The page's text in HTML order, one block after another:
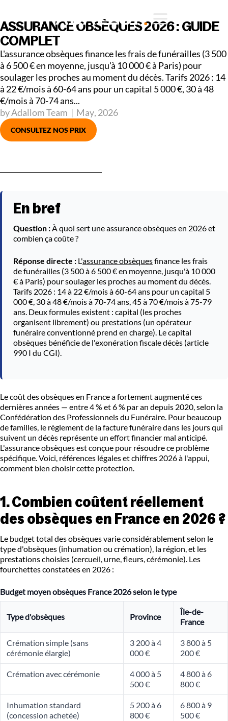
ASSURANCE OBSÈQUES 2026 : GUIDE
COMPLET
L'assurance obsèques finance les frais de funérailles (3 500
à 6 500 € en moyenne, jusqu'à 10 000 € à Paris) pour
soulager les proches au moment du décès. Tarifs 2026 : 14
à 22 €/mois à 60-64 ans pour un capital 5 000 €, 30 à 48
€/mois à 70-74 ans...
by Adallom Team | May, 2026
CONSULTEZ NOS PRIX
En bref
Question :À quoi sert une assurance obsèques en 2026 et
combien ça coûte ?
Réponse directe : L'assurance obsèquesfinance les frais
de funérailles (3 500 à 6 500 € en moyenne, jusqu'à 10 000
€ à Paris) pour soulager les proches au moment du décès.
Tarifs 2026 : 14 à 22 €/mois à 60-64 ans pour un capital 5
000 €, 30 à 48 €/mois à 70-74 ans, 45 à 70 €/mois à 75-79
ans. Deux formules existent : capital (les proches
organisent librement) ou prestations (un opérateur
funéraire conventionné prend en charge). Le capital
obsèques bénéficie de l'exonération fiscale décès (article
990 I du CGI).
Le coût des obsèques en France a fortement augmenté ces
dernières années — entre 4 % et 6 % par an depuis 2020, selon la
Confédération des Professionnels du Funéraire. Pour beaucoup
de familles, le règlement de la facture funéraire dans les jours qui
suivent un décès représente un effort financier mal anticipé.
L'assurance obsèques est conçue pour résoudre ce problème
spécifique. Voici, références légales et chiffres 2026 à l'appui,
comment bien choisir cette protection.
1. Combien coûtent réellement
des obsèques en France en 2026 ?
Le budget total des obsèques varie considérablement selon le
type d'obsèques (inhumation ou crémation), la région, et les
prestations choisies (cercueil, urne, fleurs, cérémonie). Les
fourchettes constatées en 2026 :
Budget moyen obsèques France 2026 selon le type
Type d'obsèques Province
Île-de-
France
Crémation simple (sans
cérémonie élargie)
3 200 à 4
000 €
3 800 à 5
200 €
Crémation avec cérémonie
4 000 à 5
500 €
4 800 à 6
800 €
Inhumation standard
(concession achetée)
5 200 à 6
800 €
6 800 à 9
500 €